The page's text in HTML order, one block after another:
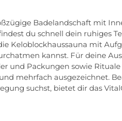
Badelandschaft mit
du schnell dein ruhiges
Keloblockhaussauna mit
kannst. Für deine
und Packungen sowie
mehrfach ausgezeichnet.
suchst, bietet dir das